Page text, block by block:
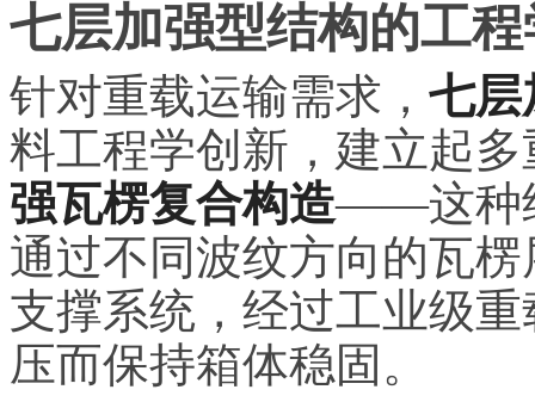
七层加强型结构的工
针对重载运输需求， 七层
料工程学创新，建立起
强瓦楞复合构造——这种
通过不同波纹方向的瓦
支撑系统，经过工业级
压而保持箱体稳固。